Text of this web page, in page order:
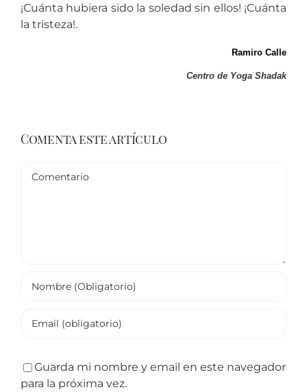
¡Cuánta hubiera sido la soledad sin ellos! ¡Cuánta
la tristeza!.
Ramiro Calle
Centro de Yoga Shadak
Comenta este artículo
Guarda mi nombre y email en este navegador
para la próxima vez.